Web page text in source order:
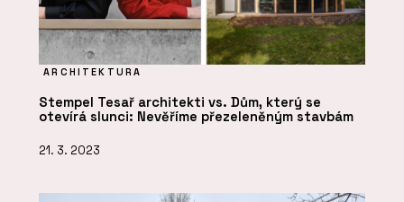
ARCHITEKTURA
Stempel Tesař architekti vs. Dům, který se
otevírá slunci: Nevěříme přezeleněným stavbám
21. 3. 2023